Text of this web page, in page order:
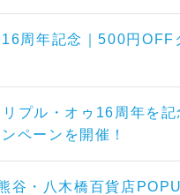
16周年記念｜500円OFF
リプル・オゥ16周年を記
ペーンを開催！
谷・八木橋百貨店